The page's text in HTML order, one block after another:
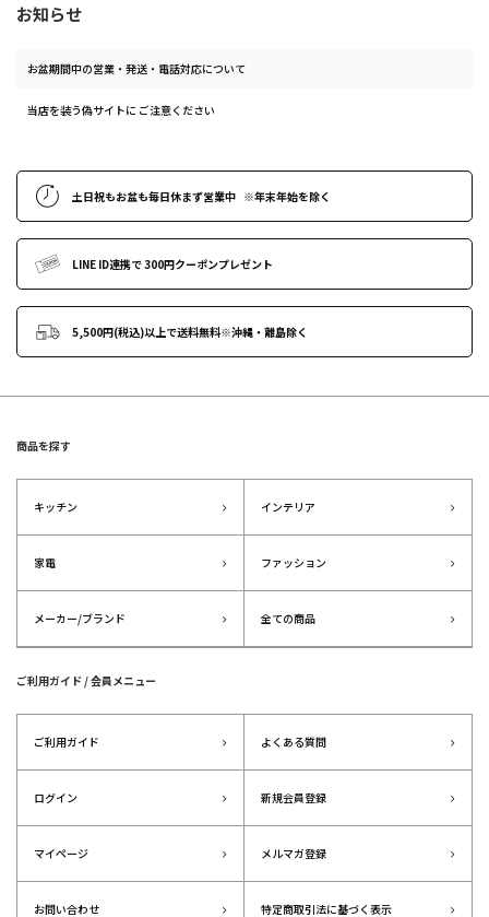
お知らせ
お盆期間中の営業・発送・電話対応について
当店を装う偽サイトに ご注意ください
土日祝もお盆も毎日休まず営業中 ※年末年始を除く
LINE ID連携で300円クーポンプレゼント
5,500円(税込)以上で送料無料※沖縄・離島除く
商品を探す
キッチン インテリア
家電 ファッション
メーカー/ブランド 全ての商品
ご利用ガイド / 会員メニュー
ご利用ガイド よくある質問
ログイン 新規会員登録
マイページ メルマガ登録
お問い合わせ 特定商取引法に基づく表示